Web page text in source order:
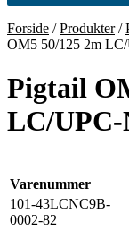
Forside /Produkter/
OM5 50/125 2m
Pigtail
LC/UPC-
Varenummer
101-43LCNC9B-
0002-82